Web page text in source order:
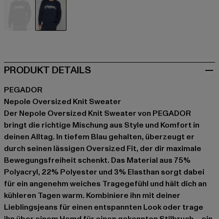
PRODUKT DETAILS
PEGADOR
Nepole Oversized Knit Sweater
Der Nepole Oversized Knit Sweater von PEGADOR
bringt die richtige Mischung aus Style und Komfort in
deinen Alltag. In tiefem Blau gehalten, überzeugt er
durch seinen lässigen Oversized Fit, der dir maximale
Bewegungsfreiheit schenkt. Das Material aus 75%
Polyacryl, 22% Polyester und 3% Elasthan sorgt dabei
für ein angenehm weiches Tragegefühl und hält dich an
kühleren Tagen warm. Kombiniere ihn mit deiner
Lieblingsjeans für einen entspannten Look oder trage